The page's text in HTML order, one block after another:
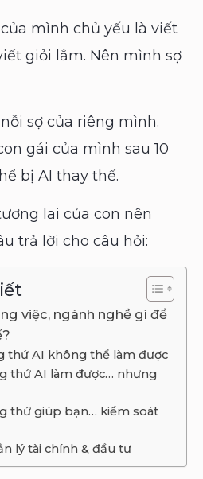
mình chủ yếu là viết
giỏi lắm. Nên mình sợ
sợ của riêng mình.
gái của mình sau 10
bị AI thay thế.
lai của con nên
trả lời cho câu hỏi:
việc, ngành nghề gì để
thứ AI không thể làm được
thứ AI làm được… nhưng
thứ giúp bạn… kiểm soát
lý tài chính & đầu tư